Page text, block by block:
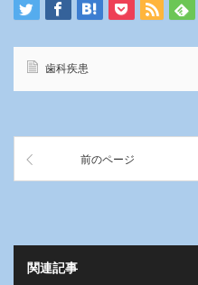
歯科疾患
前のページ
関連記事